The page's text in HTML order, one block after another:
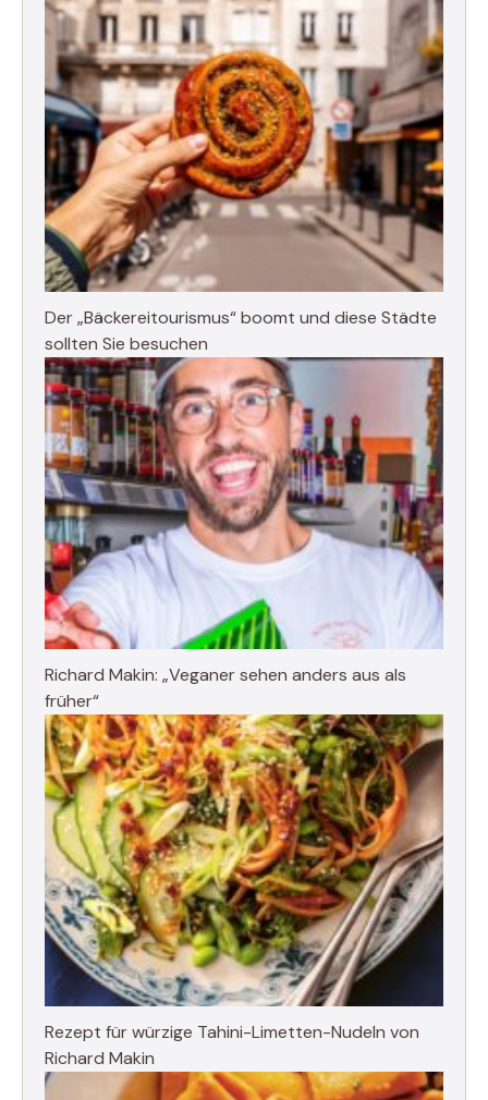
Der „Bäckereitourismus“ boomt und diese Städte
sollten Sie besuchen
Richard Makin: „Veganer sehen anders aus als
früher“
Rezept für würzige Tahini-Limetten-Nudeln von
Richard Makin